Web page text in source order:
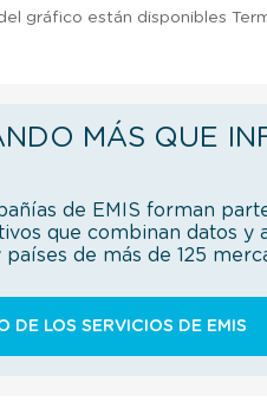
gráfico están disponibles
MÁS QUE
de EMIS forman
que combinan datos y
de más de 125
DE LOS SERVICIOS DE EMIS